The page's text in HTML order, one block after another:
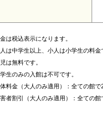
は税込表示になります。
は中学生以上、小人は小学生の料金
は無料です。
生のみの入館は不可です。
料金（大人のみ適用）：全ての館で
者割引（大人のみ適用）：全ての館